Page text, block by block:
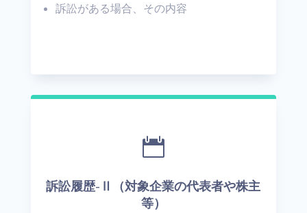
訴訟がある場合、その内容

訴訟履歴-Ⅱ（対象企業の代表者や株主
等）